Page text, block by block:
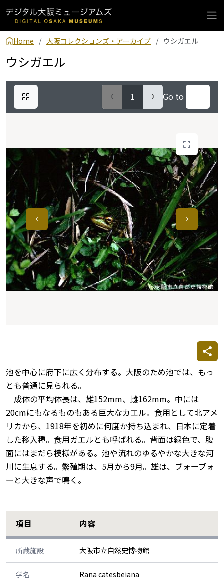
Home 大阪コレクションズ・アーカイブ ウシガエル
ウシガエル
1 Go to
池を中心に府下に広く分布する。大阪のため池では、もっ
とも普通に見られる。
成体の平均体長は、雄152mm、雌162mm。中には
20cmにもなるものもある巨大なカエル。食用として北アメ
リカから、1918年を初めに何度か持ち込まれ、日本に定着
した移入種。食用ガエルとも呼ばれる。背面は緑色で、腹
面にはまだら模様がある。池や流れのゆるやかな大きな河
川に生息する。繁殖期は、5月から9月。雄は、ブォーブォ
ーと大きな声で鳴く。
項目 内容
所蔵施設 大阪市立自然史博物館
学名 Rana catesbeiana